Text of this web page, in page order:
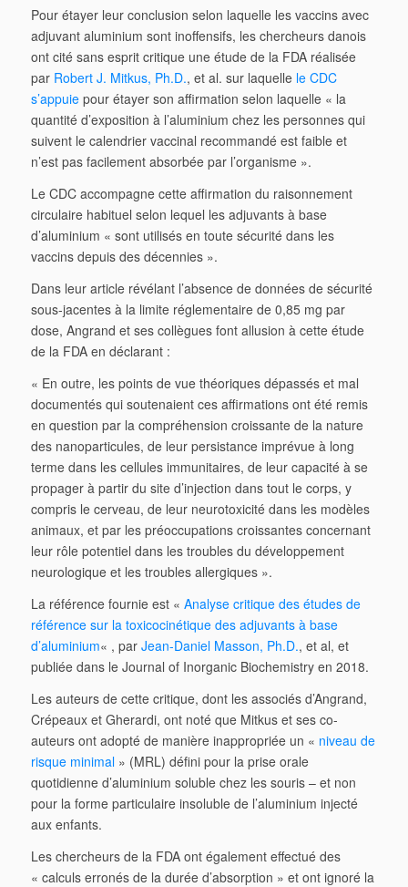
Pour étayer leur conclusion selon laquelle les vaccins avec
adjuvant aluminium sont inoffensifs, les chercheurs danois
ont cité sans esprit critique une étude de la FDA réalisée
par Robert J. Mitkus, Ph.D., et al. sur laquelle le CDC
s’appuiepour étayer son affirmation selon laquelle « la
quantité d’exposition à l’aluminium chez les personnes qui
suivent le calendrier vaccinal recommandé est faible et
n’est pas facilement absorbée par l’organisme ».
Le CDC accompagne cette affirmation du raisonnement
circulaire habituel selon lequel les adjuvants à base
d’aluminium « sont utilisés en toute sécurité dans les
vaccins depuis des décennies ».
Dans leur article révélant l’absence de données de sécurité
sous-jacentes à la limite réglementaire de 0,85 mg par
dose, Angrand et ses collègues font allusion à cette étude
de la FDA en déclarant :
« En outre, les points de vue théoriques dépassés et mal
documentés qui soutenaient ces affirmations ont été remis
en question par la compréhension croissante de la nature
des nanoparticules, de leur persistance imprévue à long
terme dans les cellules immunitaires, de leur capacité à se
propager à partir du site d’injection dans tout le corps, y
compris le cerveau, de leur neurotoxicité dans les modèles
animaux, et par les préoccupations croissantes concernant
leur rôle potentiel dans les troubles du développement
neurologique et les troubles allergiques ».
La référence fournie est « Analyse critique des études de
référence sur la toxicocinétique des adjuvants à base
d’aluminium« , par Jean-Daniel Masson, Ph.D., et al, et
publiée dans le Journal of Inorganic Biochemistry en 2018.
Les auteurs de cette critique, dont les associés d’Angrand,
Crépeaux et Gherardi, ont noté que Mitkus et ses co-
auteurs ont adopté de manière inappropriée un « niveau de
risque minimal» (MRL) défini pour la prise orale
quotidienne d’aluminium soluble chez les souris – et non
pour la forme particulaire insoluble de l’aluminium injecté
aux enfants.
Les chercheurs de la FDA ont également effectué des
« calculs erronés de la durée d’absorption » et ont ignoré la